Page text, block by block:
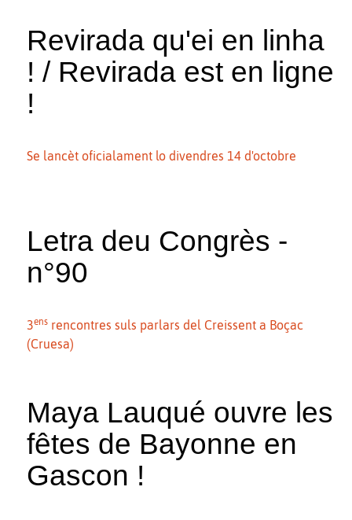
Revirada qu'ei en linha
! / Revirada est en ligne
!
Se lancèt oficialament lo divendres 14 d'octobre
Letra deu Congrès -
n°90
3ens rencontres suls parlars del Creissent a Boçac
(Cruesa)
Maya Lauqué ouvre les
fêtes de Bayonne en
Gascon !